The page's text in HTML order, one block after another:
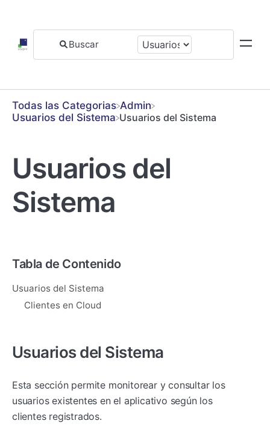
Todas las Categorias ​Admin
​Usuarios del Sistema Usuarios del Sistema
Usuarios del
Sistema
Tabla de Contenido
Usuarios del Sistema
Clientes en Cloud
Usuarios del Sistema
Esta sección permite monitorear y consultar los
usuarios existentes en el aplicativo según los
clientes registrados.